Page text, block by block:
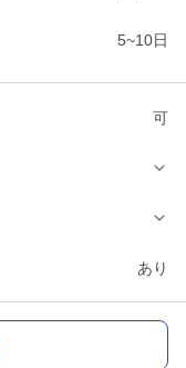
5~10日
可
あり